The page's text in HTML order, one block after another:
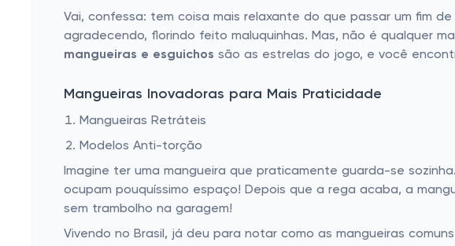
Vai, confessa: tem coisa mais relaxante do que passar um fim
agradecendo, florindo feito maluquinhas. Mas, não é qualquer
mangueiras e esguichos são as estrelas do jogo, e você
Mangueiras Inovadoras para Mais Praticidade
Mangueiras Retráteis
Modelos Anti-torção
Imagine ter uma mangueira que praticamente guarda-se
ocupam pouquíssimo espaço! Depois que a rega acaba, a
sem trambolho na garagem!
Vivendo no Brasil, já deu para notar como as mangueiras